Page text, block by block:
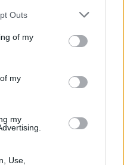
one or more Google
You may click to
its third-party tags to
in below Google
Outs
of my
my
my
Use,
MSc,Ορθοπαιδικός
Αθηνών, τηλ: 2102828175,